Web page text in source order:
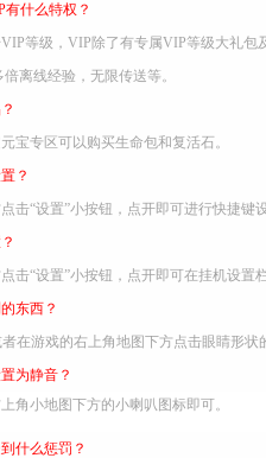
什么特权？
等级，VIP除了有专属VIP等级大礼
离线经验，无限传送等。
宝专区可以购买生命包和复活石。
？
击“设置”小按钮，点开即可进行快捷键设
击“设置”小按钮，点开即可在挂机设置
东西？
在游戏的右上角地图下方点击眼睛形状
为静音？
角小地图下方的小喇叭图标即可。
什么惩罚？